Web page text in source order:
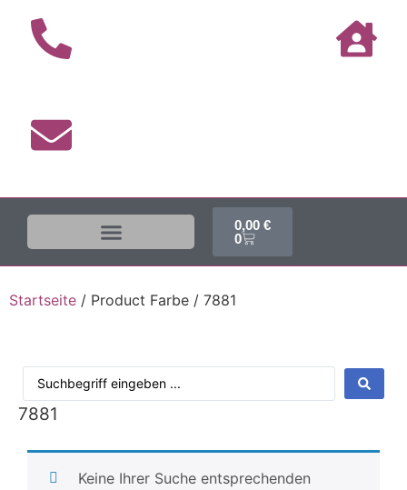
0,00 €
0
Startseite / Product Farbe / 7881
7881
Keine Ihrer Suche entsprechenden